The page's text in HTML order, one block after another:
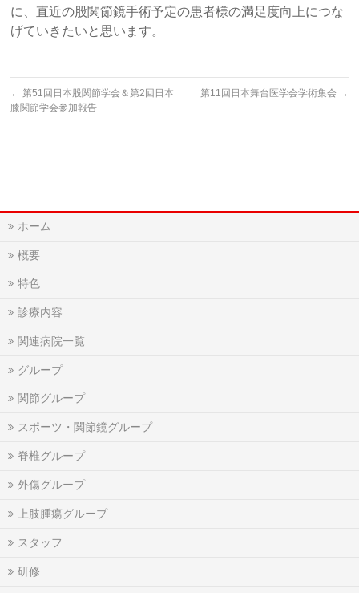
に、直近の股関節鏡手術予定の患者様の満足度向上につな
げていきたいと思います。
← 第51回日本股関節学会＆第2回日本
膝関節学会参加報告
第11回日本舞台医学会学術集会 →
ホーム
概要
特色
診療内容
関連病院一覧
グループ
関節グループ
スポーツ・関節鏡グループ
脊椎グループ
外傷グループ
上肢腫瘍グループ
スタッフ
研修